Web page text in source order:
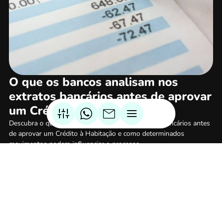
O que os bancos analisam nos
extratos bancários antes de aprovar
um Crédito à Habitação
Descubra o que os bancos analisam nos extratos bancários antes
de aprovar um Crédito à Habitação e como determinados
movimentos podem influenciar o processo.